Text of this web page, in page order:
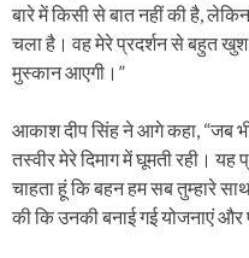
बारे में किसी से बात नहीं की है,
चला है। वह मेरे प्रदर्शन से बहुत
मुस्कान आएगी।”
आकाश दीप सिंह ने आगे कहा, “जब
तस्वीर मेरे दिमाग में घूमती रही।
चाहता हूं कि बहन हम सब तुम्हारे
की कि उनकी बनाई गई योजनाएं